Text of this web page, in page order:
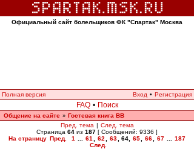
Официальный сайт болельщиков ФК "Спартак" Москва
Полная версия Вход • Регистрация
FAQ • Поиск
Общение на сайте » Гостевая книга ВВ
Пред. тема | След. тема
Страница 64 из 187 [ Сообщений: 9336 ]
На страницу Пред. 1 61 62 63 64 65 66 67
187
След.